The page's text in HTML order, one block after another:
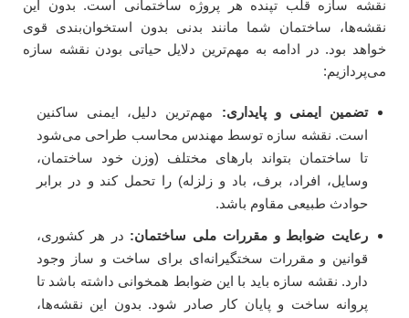
نقشه سازه قلب تپنده هر پروژه ساختمانی است. بدون این
نقشه‌ها، ساختمان شما مانند بدنی بدون استخوان‌بندی قوی
خواهد بود. در ادامه به مهم‌ترین دلایل حیاتی بودن نقشه سازه
می‌پردازیم:
تضمین ایمنی و پایداری: مهم‌ترین دلیل، ایمنی ساکنین
است. نقشه سازه توسط مهندس محاسب طراحی می‌شود
تا ساختمان بتواند بارهای مختلف (وزن خود ساختمان،
وسایل، افراد، برف، باد و زلزله) را تحمل کند و در برابر
حوادث طبیعی مقاوم باشد.
رعایت ضوابط و مقررات ملی ساختمان: در هر کشوری،
قوانین و مقررات سختگیرانه‌ای برای ساخت و ساز وجود
دارد. نقشه سازه باید با این ضوابط همخوانی داشته باشد تا
پروانه ساخت و پایان کار صادر شود. بدون این نقشه‌ها،